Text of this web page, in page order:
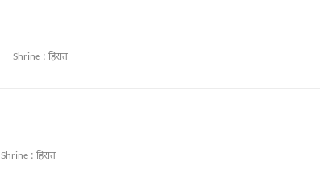
Shrine : हिरात
Shrine : हिरात